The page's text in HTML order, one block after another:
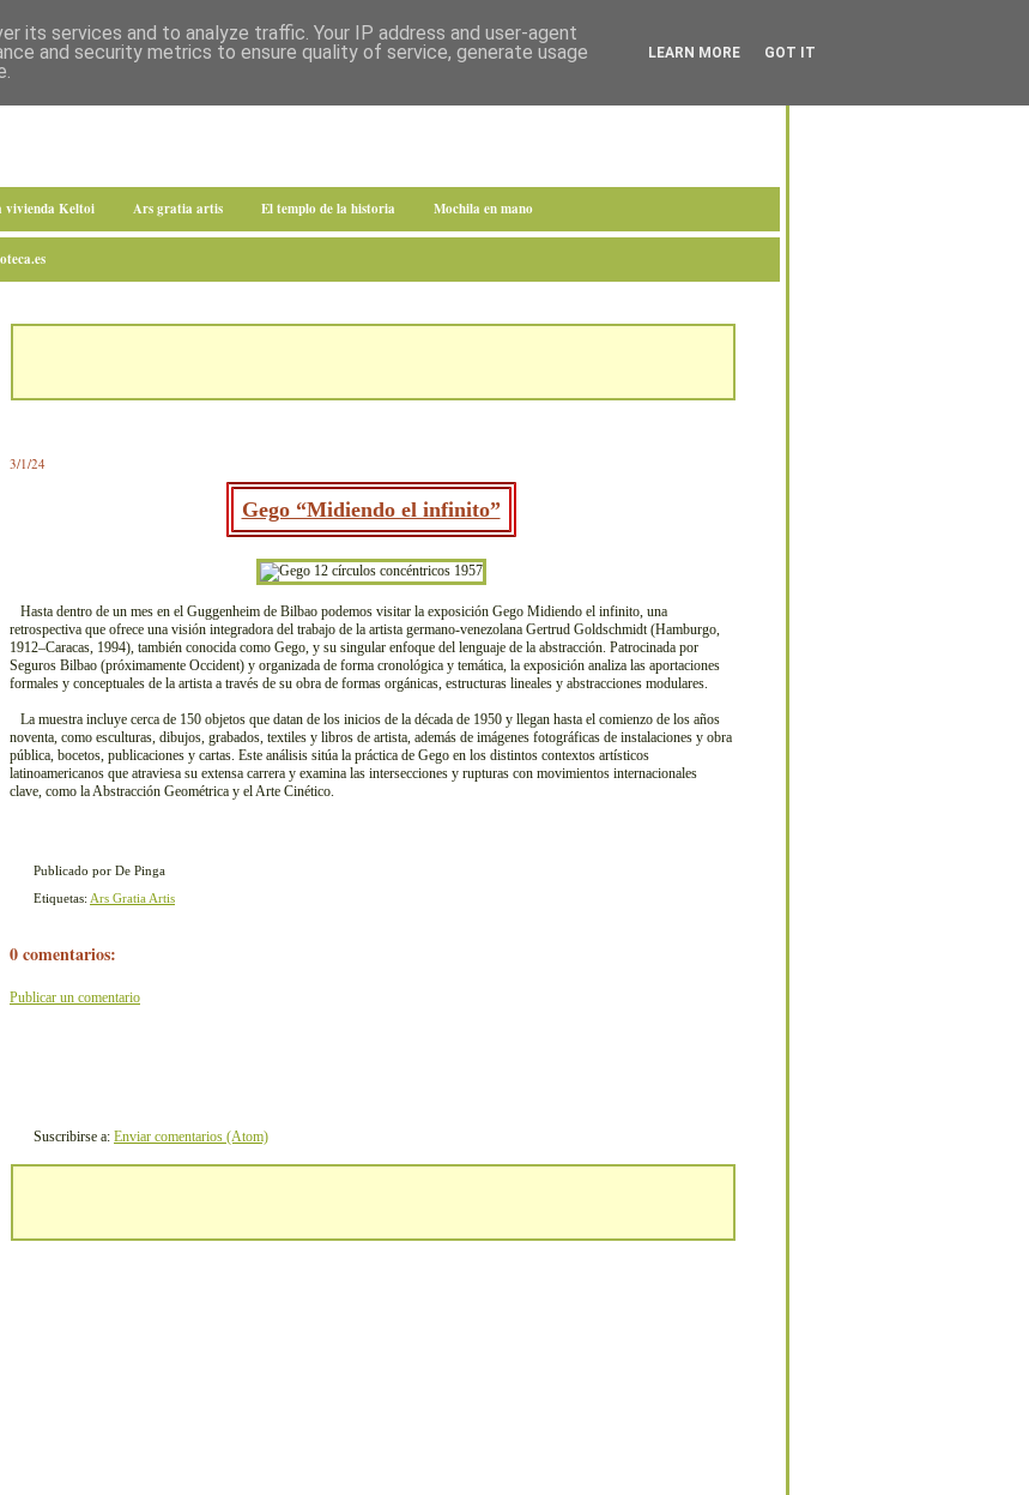
vivienda Keltoi Ars gratia artis El templo de la historia Mochila en mano
3/1/24
Gego “Midiendo el infinito”
Hasta dentro de un mes en el Guggenheim de Bilbao podemos visitar la exposición Gego Midiendo el infinito, una
retrospectiva que ofrece una visión integradora del trabajo de la artista germano-venezolana Gertrud Goldschmidt (Hamburgo,
1912–Caracas, 1994), también conocida como Gego, y su singular enfoque del lenguaje de la abstracción. Patrocinada por
Seguros Bilbao (próximamente Occident) y organizada de forma cronológica y temática, la exposición analiza las aportaciones
formales y conceptuales de la artista a través de su obra de formas orgánicas, estructuras lineales y abstracciones modulares.
La muestra incluye cerca de 150 objetos que datan de los inicios de la década de 1950 y llegan hasta el comienzo de los años
noventa, como esculturas, dibujos, grabados, textiles y libros de artista, además de imágenes fotográficas de instalaciones y obra
pública, bocetos, publicaciones y cartas. Este análisis sitúa la práctica de Gego en los distintos contextos artísticos
latinoamericanos que atraviesa su extensa carrera y examina las intersecciones y rupturas con movimientos internacionales
clave, como la Abstracción Geométrica y el Arte Cinético.
Publicado por De Pinga
Etiquetas: Ars Gratia Artis
0 comentarios:
Publicar un comentario
Suscribirse a: Enviar comentarios (Atom)
its services and to analyze traffic. Your IP address and user-agent
and security metrics to ensure quality of service, generate usage
LEARN MORE GOT IT